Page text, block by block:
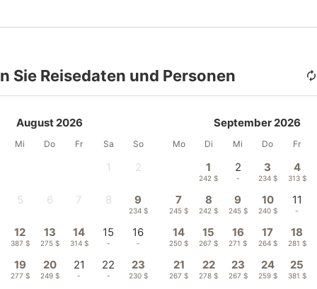
Sie Reisedaten und Personen
August 2026
Mi Do Fr Sa So
1 2
5 6 7 8 9
234 $
12
387 $
13
275 $
14
314 $
15
-
16
-
19
277 $
20
249 $
21
-
22
-
23
230 $
September 2026
Mo Di Mi Do Fr
1
242 $
2
-
3
234 $
4
313 $
7
245 $
8
242 $
9
245 $
10
240 $
11
-
14
250 $
15
267 $
16
271 $
17
264 $
18
281 $
21
267 $
22
278 $
23
267 $
24
259 $
25
381 $